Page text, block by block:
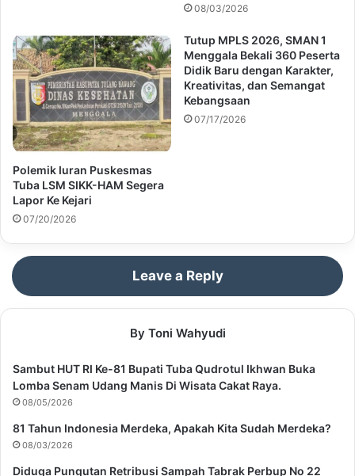
08/03/2026
Polemik Iuran Puskesmas
Tuba LSM SIKK-HAM Segera
Lapor Ke Kejari
07/20/2026
Tutup MPLS 2026, SMAN 1
Menggala Bekali 360 Peserta
Didik Baru dengan Karakter,
Kreativitas, dan Semangat
Kebangsaan
07/17/2026
Leave a Reply
By Toni Wahyudi
Sambut HUT RI Ke-81 Bupati Tuba Qudrotul Ikhwan Buka
Lomba Senam Udang Manis Di Wisata Cakat Raya.
08/05/2026
81 Tahun Indonesia Merdeka, Apakah Kita Sudah Merdeka?
08/03/2026
Diduga Pungutan Retribusi Sampah Tabrak Perbup No 22